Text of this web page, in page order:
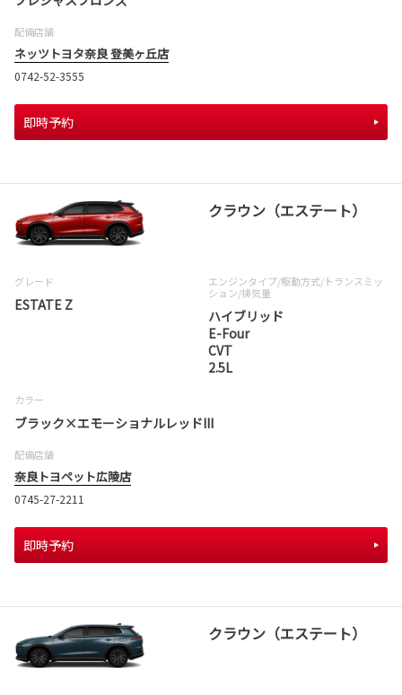
配備店舗
ネッツトヨタ奈良 登美ヶ丘店
0742-52-3555
即時予約
クラウン（エステート）
グレード
ESTATE Z
エンジンタイプ/駆動方式/トランスミッ
ション/排気量
ハイブリッド
E-Four
CVT
2.5L
カラー
ブラック×エモーショナルレッドIII
配備店舗
奈良トヨペット広陵店
0745-27-2211
即時予約
クラウン（エステート）